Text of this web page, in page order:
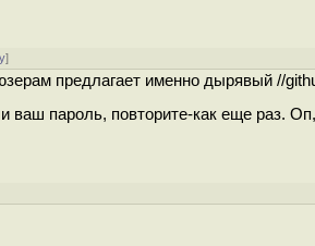
]
предлагает именно дырявый //
пароль, повторите-как еще раз.